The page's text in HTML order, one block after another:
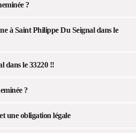
?
à Saint Philippe Du Seignal dans le
dans le 33220 !!
?
une obligation légale